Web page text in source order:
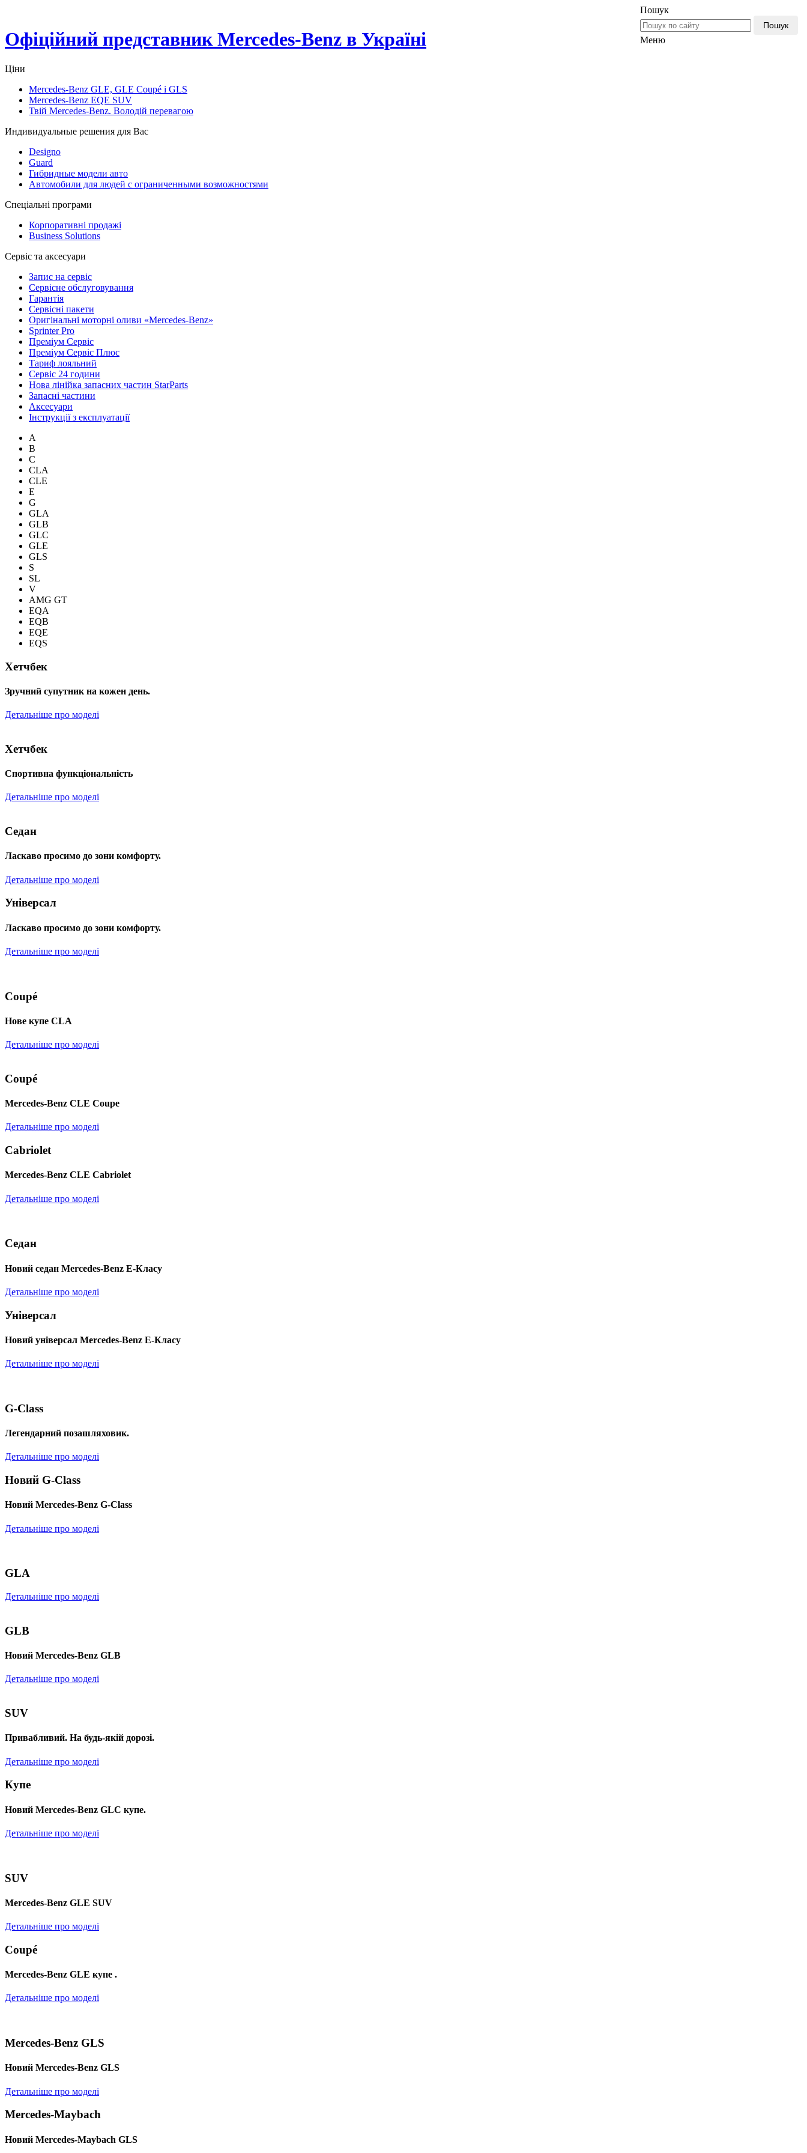
Офіційний представник Mercedes-Benz в Україні
Пошук
Пошук
Меню
Ціни
Mercedes-Benz GLE, GLE Coupé і GLS
Mercedes-Benz EQE SUV
Твій Mercedes-Benz. Володій перевагою
Индивидуальные решения для Вас
Designo
Guard
Гибридные модели авто
Автомобили для людей с ограниченными возможностями
Спеціальні програми
Корпоративні продажі
Business Solutions
Сервіс та аксесуари
Запис на сервіс
Сервісне обслуговування
Гарантія
Сервісні пакети
Оригінальні моторні оливи «Mercedes-Benz»
Sprinter Pro
Преміум Сервіс
Преміум Сервіс Плюс
Тариф лояльний
Сервіс 24 години
Нова лінійка запасних частин StarParts
Запасні частини
Аксесуари
Інструкції з експлуатації
A
B
C
CLA
CLE
E
G
GLA
GLB
GLC
GLE
GLS
S
SL
V
AMG GT
EQA
EQB
EQE
EQS
Хетчбек
Зручний супутник на кожен день.
Детальніше про моделі
Хетчбек
Спортивна функціональність
Детальніше про моделі
Седан
Ласкаво просимо до зони комфорту.
Детальніше про моделі
Універсал
Ласкаво просимо до зони комфорту.
Детальніше про моделі
Coupé
Нове купе CLA
Детальніше про моделі
Coupé
Mercedes-Benz CLE Coupe
Детальніше про моделі
Cabriolet
Mercedes-Benz CLE Cabriolet
Детальніше про моделі
Седан
Новий седан Mercedes-Benz Е-Класу
Детальніше про моделі
Універсал
Новий універсал Mercedes-Benz E-Класу
Детальніше про моделі
G-Class
Легендарний позашляховик.
Детальніше про моделі
Новий G-Class
Новий Mercedes-Benz G-Class
Детальніше про моделі
GLA
Детальніше про моделі
GLB
Новий Mercedes-Benz GLB
Детальніше про моделі
SUV
Привабливий. На будь-якій дорозі.
Детальніше про моделі
Купе
Новий Mercedes-Benz GLС купе.
Детальніше про моделі
SUV
Mercedes-Benz GLE SUV
Детальніше про моделі
Coupé
Mercedes-Benz GLE купе .
Детальніше про моделі
Mercedes-Benz GLS
Новий Mercedes-Benz GLS
Детальніше про моделі
Mercedes-Maybach
Новий Mercedes-Maybach GLS